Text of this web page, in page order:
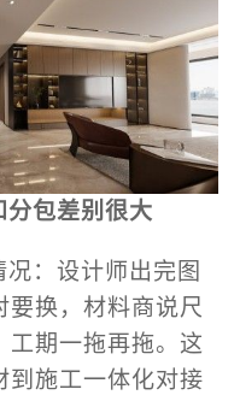
分包差别很大
：设计师出完图
要换，材料商说尺
工期一拖再拖。这
到施工一体化对接